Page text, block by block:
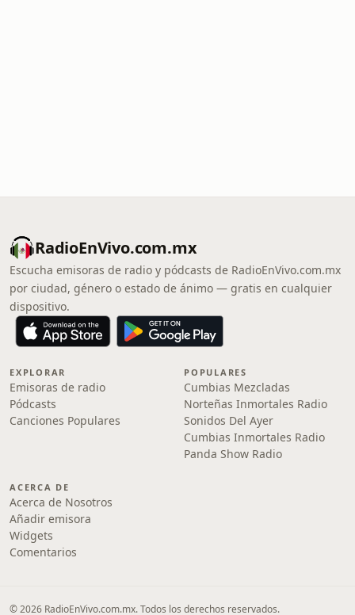
RadioEnVivo.com.mx
Escucha emisoras de radio y pódcasts de RadioEnVivo.com.mx
por ciudad, género o estado de ánimo — gratis en cualquier
dispositivo.
EXPLORAR
Emisoras de radio
Pódcasts
Canciones Populares
POPULARES
Cumbias Mezcladas
Norteñas Inmortales Radio
Sonidos Del Ayer
Cumbias Inmortales Radio
Panda Show Radio
ACERCA DE
Acerca de Nosotros
Añadir emisora
Widgets
Comentarios
© 2026 RadioEnVivo.com.mx. Todos los derechos reservados.